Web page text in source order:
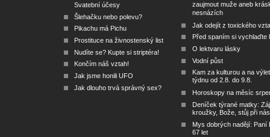
Svatební účesy
Šlehačku nebo polevu?
Pikachu má Pichu
Prostituce na živnostenský list
Nudíte se? Kupte si striptéra!
Končím náš vztah!
Jak jsme honili UFO
Jak dlouho trvá správný sex?
zaujmout muže aneb
nesnázích
Jak odejít z toxického
Před spaním si vychlaďte
O lektvaru lásky
Vodní půst
Kam za kulturou a na
týdnu od 2.8. do 9.8.
Horoskopy na měsíc
Deníček týrané matky:
kroužky, Bože, stůj při nás
Mys dobrých nadějí: Paní
67 let